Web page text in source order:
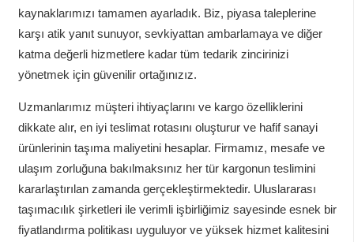
kaynaklarımızı tamamen ayarladık. Biz, piyasa taleplerine
karşı atik yanıt sunuyor, sevkiyattan ambarlamaya ve diğer
katma değerli hizmetlere kadar tüm tedarik zincirinizi
yönetmek için güvenilir ortağınızız.
Uzmanlarımız müşteri ihtiyaçlarını ve kargo özelliklerini
dikkate alır, en iyi teslimat rotasını oluşturur ve hafif sanayi
ürünlerinin taşıma maliyetini hesaplar. Firmamız, mesafe ve
ulaşım zorluğuna bakılmaksınız her tür kargonun teslimini
kararlaştırılan zamanda gerçekleştirmektedir. Uluslararası
taşımacılık şirketleri ile verimli işbirliğimiz sayesinde esnek bir
fiyatlandırma politikası uyguluyor ve yüksek hizmet kalitesini